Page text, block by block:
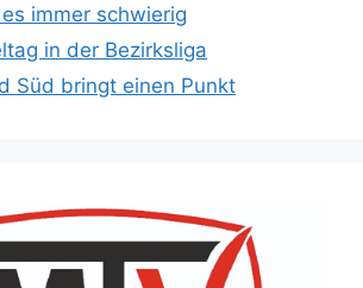
immer schwierig
in der Bezirksliga
Süd bringt einen Punkt